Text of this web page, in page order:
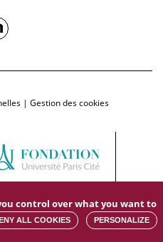
| Gestion des cookies
control over what you want to
ALL COOKIES PERSONALIZE